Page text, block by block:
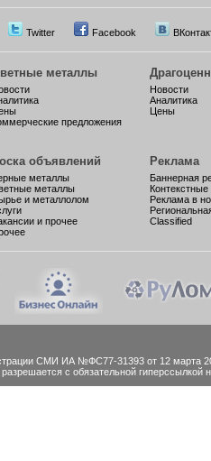
Twitter Facebook
металлы
предложения
Новости
Аналитика
Цены
объявлений
металлы
металлы
и металлолом
и прочее
Реклама
Баннерная
Реклама в
Classified
СМИ ИА №ФС77-31393 от 12 марта
с обязательной гиперссылкой